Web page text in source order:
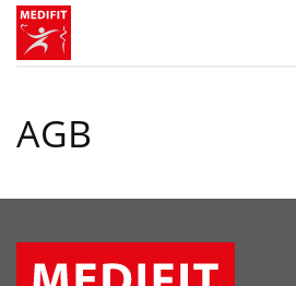
Zum Hauptinhalt springen
AGB